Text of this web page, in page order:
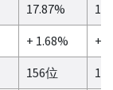
17.87%
+ 1.68%
+
156位